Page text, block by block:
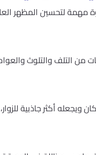
مهمة لتحسين المظهر
من التلف والتلوث
ويجعله أكثر جاذبية